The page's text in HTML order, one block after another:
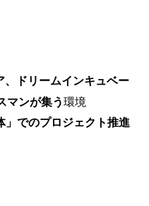
、ドリームインキュベー
マンが集う環境
」でのプロジェクト推進